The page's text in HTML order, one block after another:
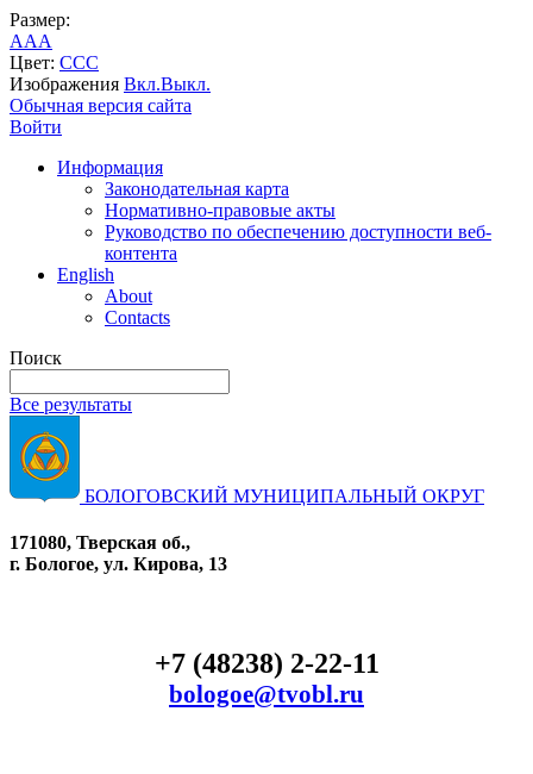
Размер:
AAA
Цвет: CCC
Изображения Вкл.Выкл.
Обычная версия сайта
Войти
Информация
Законодательная карта
Нормативно-правовые акты
Руководство по обеспечению доступности веб-
контента
English
About
Contacts
Поиск
Все результаты
БОЛОГОВСКИЙ МУНИЦИПАЛЬНЫЙ ОКРУГ
171080, Тверская об.,
г. Бологое, ул. Кирова, 13
+7 (48238) 2-22-11
bologoe@tvobl.ru